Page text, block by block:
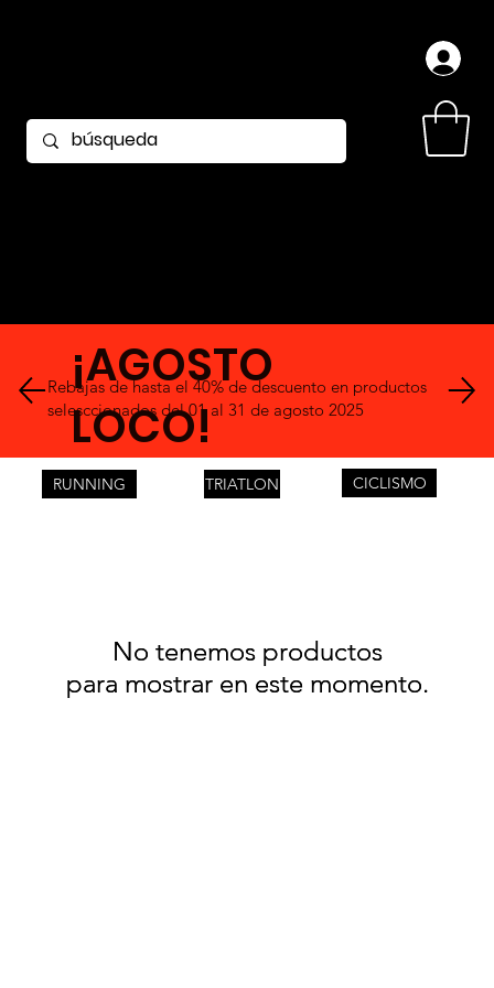
¡AGOSTO
LOCO!
Rebajas de hasta el 40% de descuento en productos
selesccionados del 01 al 31 de agosto 2025
CICLISMO
RUNNING TRIATLON
No tenemos productos
para mostrar en este momento.
No tenemos productos
para mostrar en este momento.